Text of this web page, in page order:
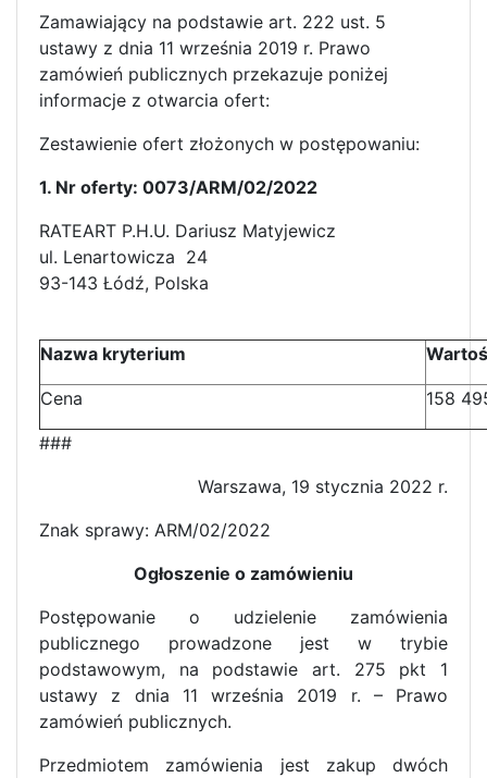
Zamawiający na podstawie art. 222 ust. 5
ustawy z dnia 11 września 2019 r. Prawo
zamówień publicznych przekazuje poniżej
informacje z otwarcia ofert:
Zestawienie ofert złożonych w postępowaniu:
1. Nr oferty: 0073/ARM/02/2022
RATEART P.H.U. Dariusz Matyjewicz
ul. Lenartowicza 24
93-143 Łódź, Polska
Nazwa kryterium Warto
Cena 158
###
Warszawa, 19 stycznia 2022 r.
Znak sprawy: ARM/02/2022
Ogłoszenie o zamówieniu
Postępowanie o udzielenie zamówienia
publicznego prowadzone jest w trybie
podstawowym, na podstawie art. 275 pkt 1
ustawy z dnia 11 września 2019 r. – Prawo
zamówień publicznych.
Przedmiotem zamówienia jest zakup dwóch